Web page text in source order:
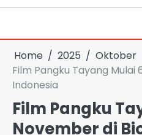
Home 2025 Oktober
Film Pangku Tayang Mulai
Indonesia
Film Pangku
November di